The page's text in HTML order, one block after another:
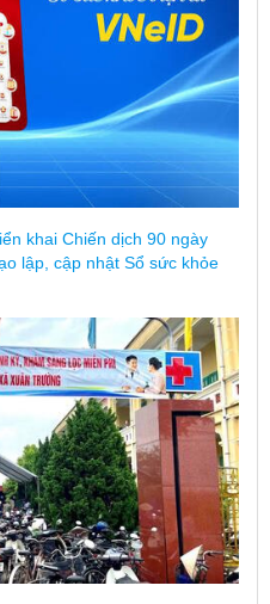
khai Chiến dịch 90 ngày
lập, cập nhật Sổ sức khỏe